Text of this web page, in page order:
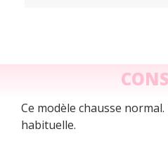
Ce modèle chausse
habituelle.